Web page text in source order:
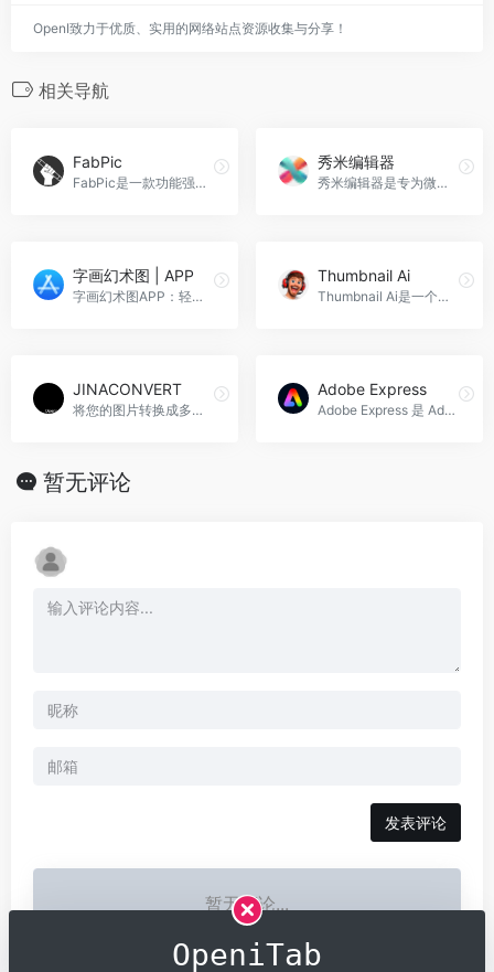
OpenI致力于优质、实用的网络站点资源收集与分享！
相关导航
FabPic
FabPic是一款功能强大的免费截图美化工具，支持阴影、边框和圆角等效果。
秀米编辑器
秀米编辑器是专为微信公众号文章设计的图文编辑工具，提供原创模板和独特排版，帮助用户轻松美化内容。
字画幻术图 | APP
字画幻术图APP：轻松制作隐藏文字和图片的城市幻术图。
Thumbnail Ai
Thumbnail Ai是一个利用人工智能为YouTube封面图评分并提供改进建议的网站。
JINACONVERT
将您的图片转换成多种图片格式，JPG, PNG, GIF, BMP, TIFF, ICO, SVG和更多图片格式!
Adobe Express
Adobe Express 是 Adobe 公司推出的一款设计软件，旨在帮助用户快速创建社交媒体图形、网页和视频、在线邀请函、海报、传单、宣传册等。
暂无评论
发表评论
暂无评论...
OpeniTab